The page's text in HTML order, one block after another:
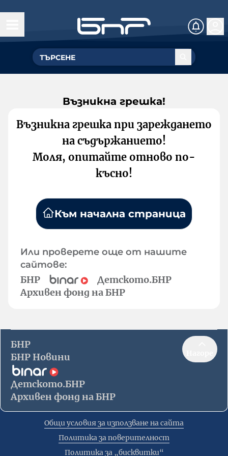
Възникна грешка!
Възникна грешка при зареждането
на съдържанието!
Моля, опитайте отново по-
късно!
Към начална страница
Или проверете още от нашите
сайтове:
БНР
Детското.БНР
Архивен фонд на БНР
БНР
БНР Новини
Детското.БНР
Архивен фонд на БНР
Общи условия за използване на сайта
Политика за поверителност
Политика за „бисквитки“